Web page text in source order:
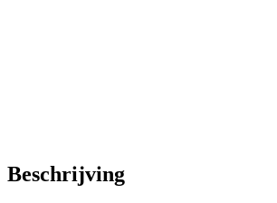
Beschrijving